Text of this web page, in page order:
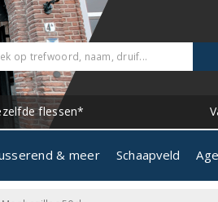
flessen*
& meer Schaapveld